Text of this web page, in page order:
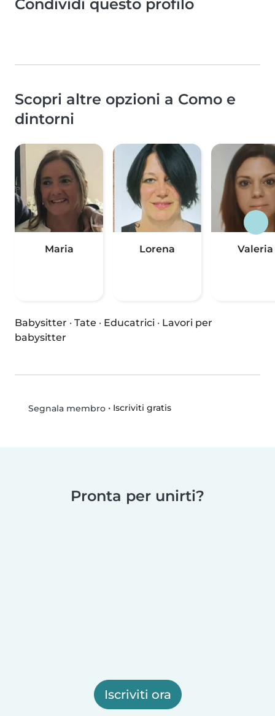
Condividi questo profilo
Scopri altre opzioni a Como e
dintorni
Maria Lorena Valeria
Babysitter · Tate · Educatrici · Lavori per
babysitter
Segnala membro• Iscriviti gratis
Pronta per unirti?
Iscriviti ora